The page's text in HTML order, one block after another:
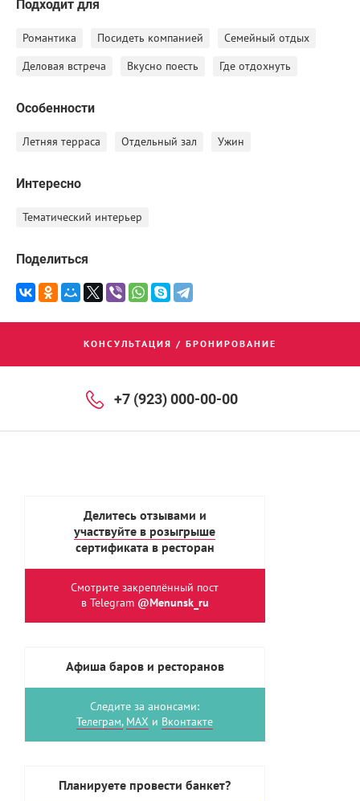
Подходит для
Романтика Посидеть компанией Семейный отдых
Деловая встреча Вкусно поесть Где отдохнуть
Особенности
Летняя терраса Отдельный зал Ужин
Интересно
Тематический интерьер
Поделиться
КОНСУЛЬТАЦИЯ / БРОНИРОВАНИЕ
+7 (923) 000-00-00
Делитесь отзывами и
участвуйте в розыгрыше
сертификата в ресторан
Смотрите закреплённый пост
в Telegram @Menunsk_ru
Афиша баров и ресторанов
Следите за анонсами:
Телеграм, MAX и Вконтакте
Планируете провести банкет?